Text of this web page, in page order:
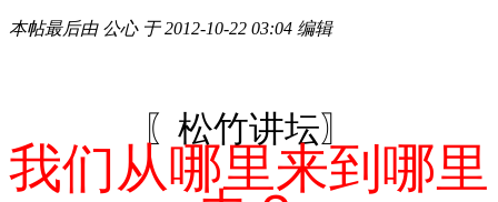
本帖最后由 公心 于 2012-10-22 03:04 编辑
〖松竹讲坛〗
我们从哪里来到哪里